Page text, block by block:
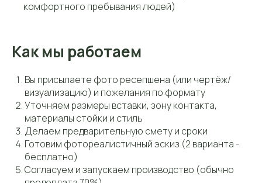
комфортного пребывания людей)
Как мы работаем
Вы присылаете фото ресепшена (или чертёж/
визуализацию) и пожелания по формату
Уточняем размеры вставки, зону контакта,
материалы стойки и стиль
Делаем предварительную смету и сроки
Готовим фотореалистичный эскиз (2 варианта -
бесплатно)
Согласуем и запускаем производство (обычно